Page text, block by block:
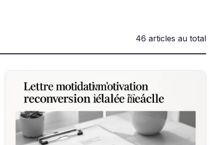
46 articles au total